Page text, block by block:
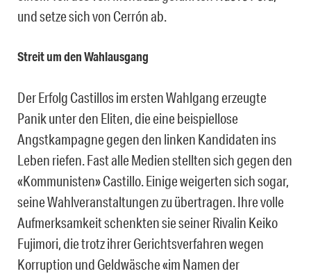
und setze sich von Cerrón ab.
Streit um den Wahlausgang
Der Erfolg Castillos im ersten Wahlgang erzeugte
Panik unter den Eliten, die eine beispiellose
Angstkampagne gegen den linken Kandidaten ins
Leben riefen. Fast alle Medien stellten sich gegen den
«Kommunisten» Castillo. Einige weigerten sich sogar,
seine Wahlveranstaltungen zu übertragen. Ihre volle
Aufmerksamkeit schenkten sie seiner Rivalin Keiko
Fujimori, die trotz ihrer Gerichtsverfahren wegen
Korruption und Geldwäsche «im Namen der